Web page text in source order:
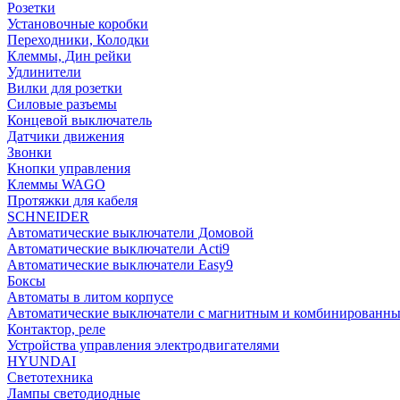
Розетки
Установочные коробки
Переходники, Колодки
Клеммы, Дин рейки
Удлинители
Вилки для розетки
Силовые разъемы
Концевой выключатель
Датчики движения
Звонки
Кнопки управления
Клеммы WAGO
Протяжки для кабеля
SCHNEIDER
Автоматические выключатели Домовой
Автоматические выключатели Acti9
Автоматические выключатели Easy9
Боксы
Автоматы в литом корпусе
Автоматические выключатели с магнитным и
Контактор, реле
Устройства управления электродвигателями
HYUNDAI
Светотехника
Лампы светодиодные